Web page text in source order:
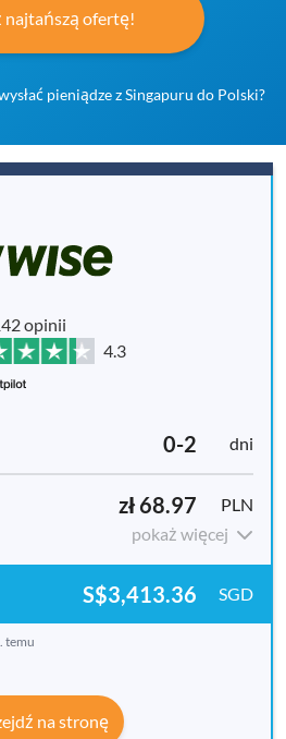
najtańszą ofertę!
pieniądze z Singapuru do Polski?
opinii
4.3
0-2 dni
zł 68.97
PLN
pokaż więcej
S$3,413.36 SGD
temu
na stronę